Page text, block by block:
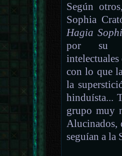
Según
Sophia
Hagia
por su
intelectuales
con lo que
la
hinduísta...
grupo muy
Alucinados,
seguían a la